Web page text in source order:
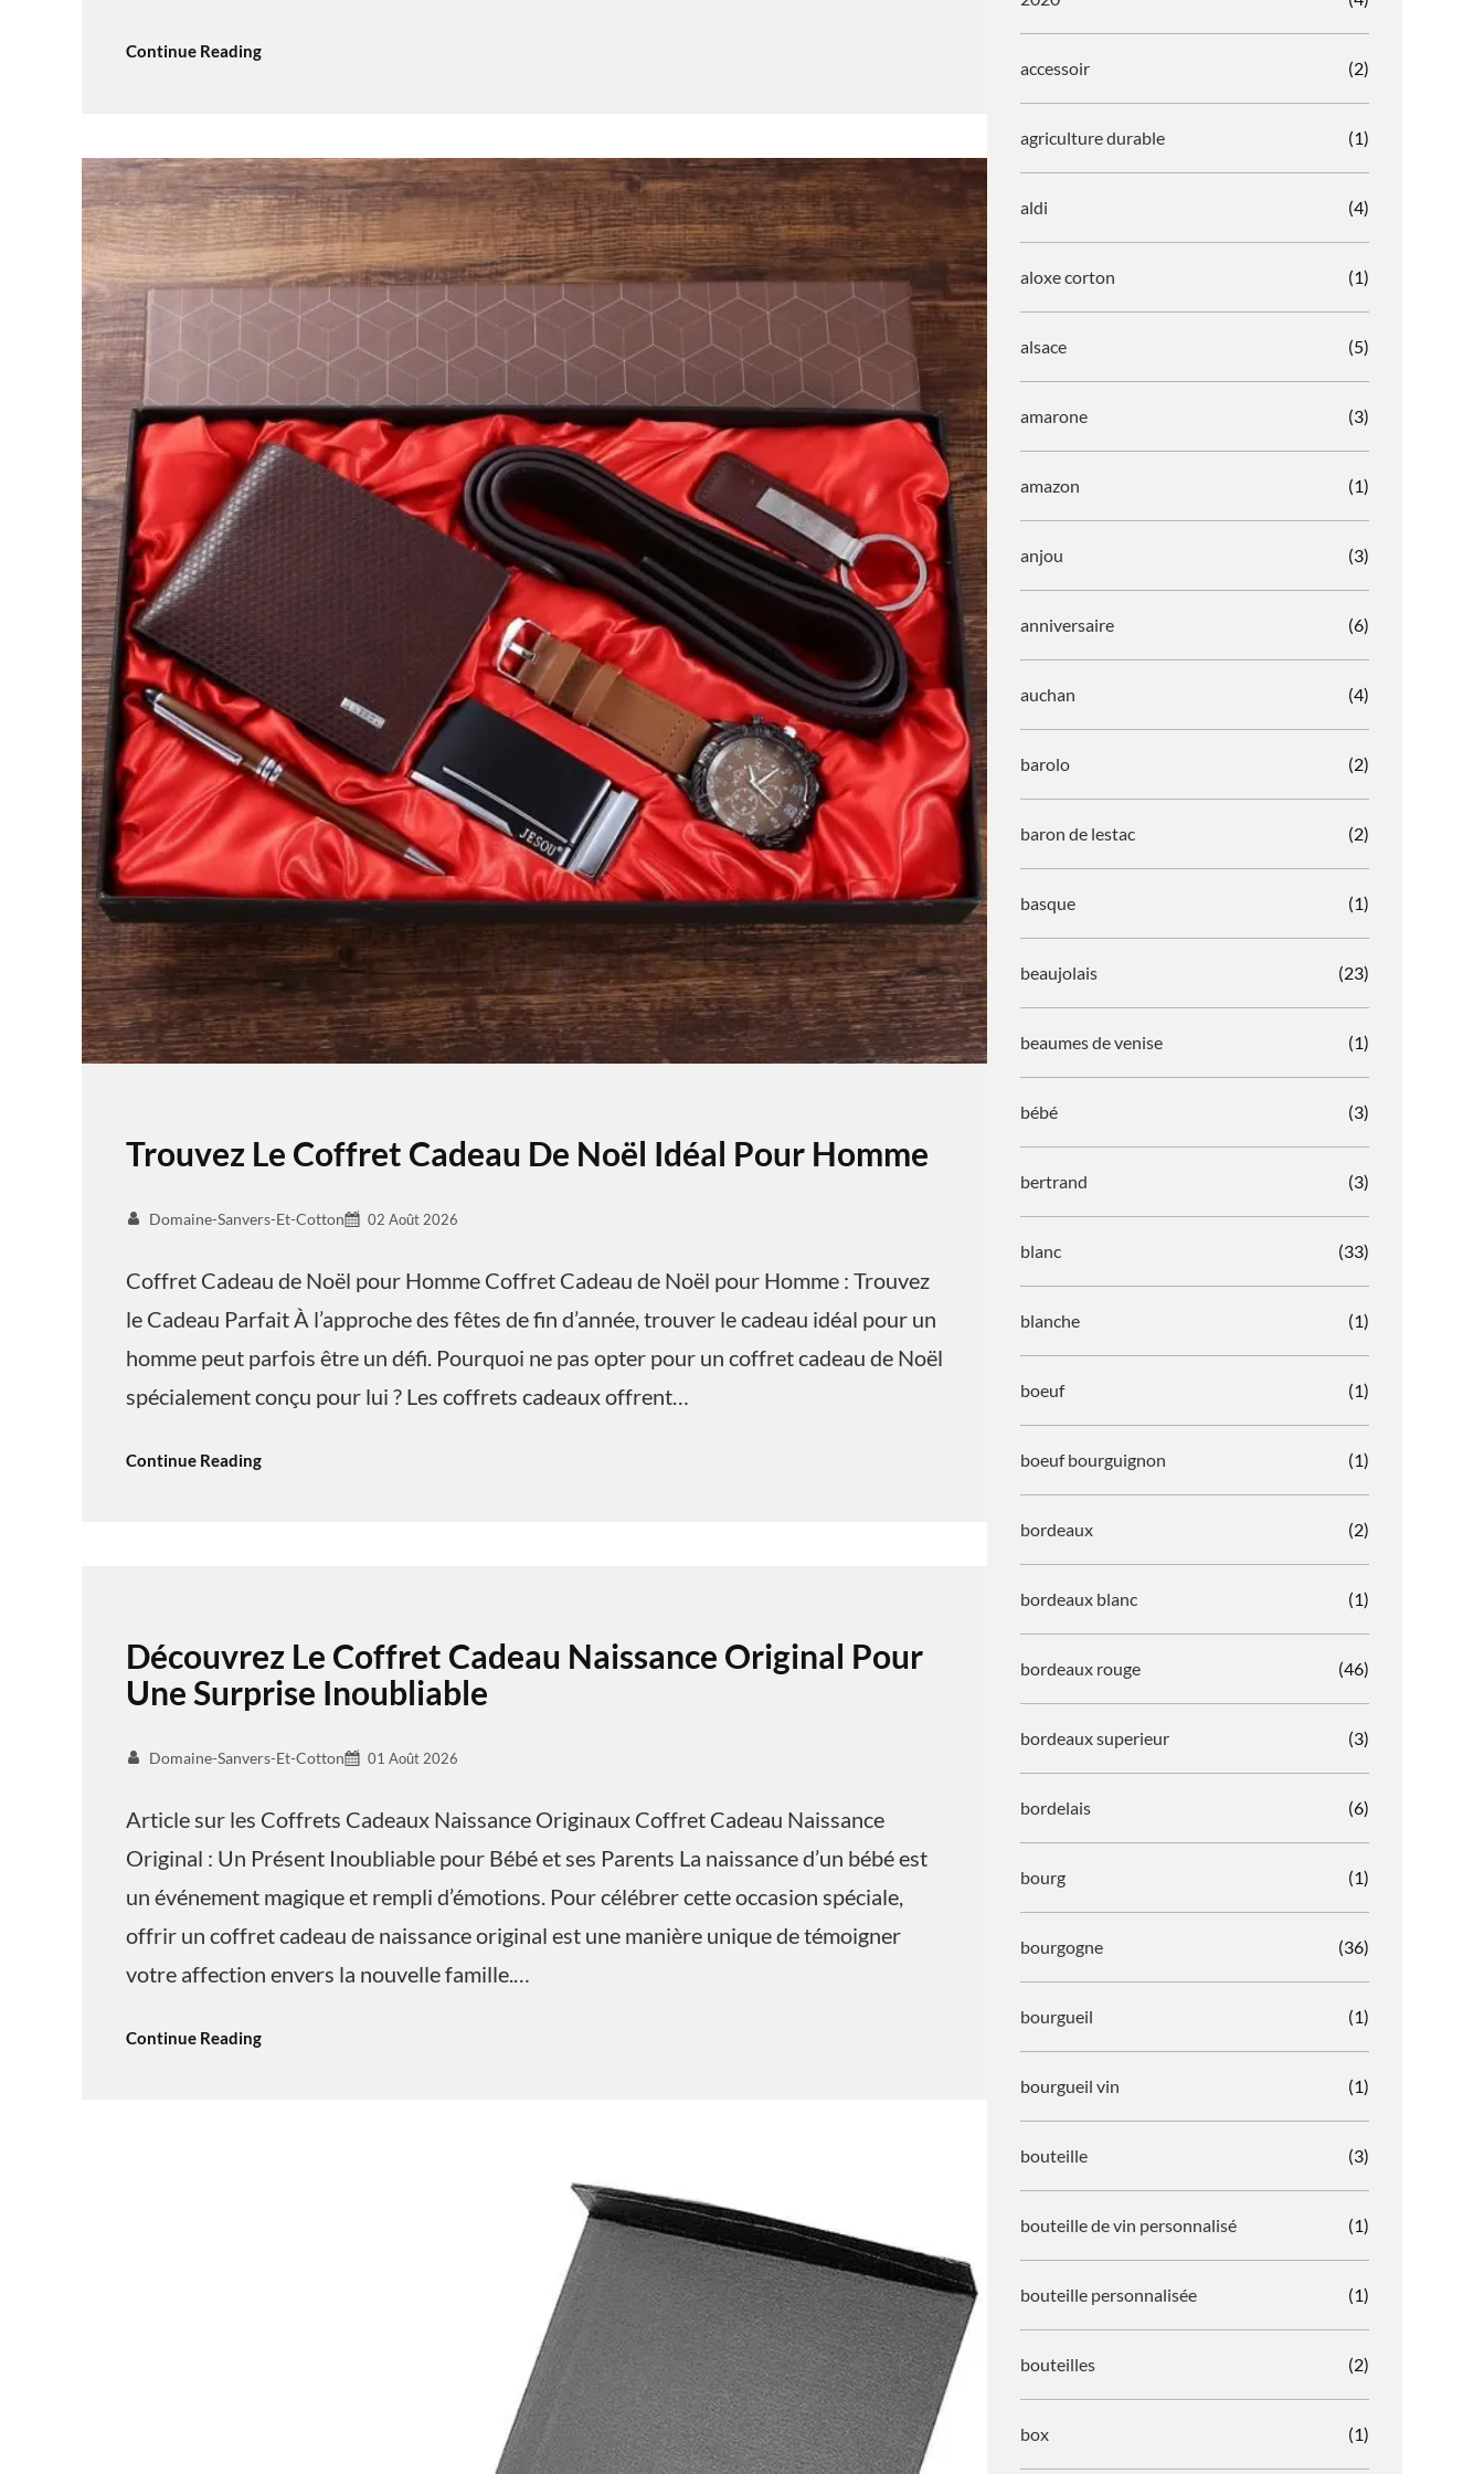
Continue Reading
Trouvez Le Coffret Cadeau De Noël Idéal Pour Homme
Domaine-Sanvers-Et-Cotton 02 Août 2026
Coffret Cadeau de Noël pour Homme Coffret Cadeau de Noël pour Homme : Trouvez
le Cadeau Parfait À l’approche des fêtes de fin d’année, trouver le cadeau idéal pour un
homme peut parfois être un défi. Pourquoi ne pas opter pour un coffret cadeau de Noël
spécialement conçu pour lui ? Les coffrets cadeaux offrent…
Continue Reading
Découvrez Le Coffret Cadeau Naissance Original Pour
Une Surprise Inoubliable
Domaine-Sanvers-Et-Cotton 01 Août 2026
Article sur les Coffrets Cadeaux Naissance Originaux Coffret Cadeau Naissance
Original : Un Présent Inoubliable pour Bébé et ses Parents La naissance d’un bébé est
un événement magique et rempli d’émotions. Pour célébrer cette occasion spéciale,
offrir un coffret cadeau de naissance original est une manière unique de témoigner
votre affection envers la nouvelle famille.…
Continue Reading
accessoir (2)
agriculture durable (1)
aldi (4)
aloxe corton (1)
alsace (5)
amarone (3)
amazon (1)
anjou (3)
anniversaire (6)
auchan (4)
barolo (2)
baron de lestac (2)
basque (1)
beaujolais (23)
beaumes de venise (1)
bébé (3)
bertrand (3)
blanc (33)
blanche (1)
boeuf (1)
boeuf bourguignon (1)
bordeaux (2)
bordeaux blanc (1)
bordeaux rouge (46)
bordeaux superieur (3)
bordelais (6)
bourg (1)
bourgogne (36)
bourgueil (1)
bourgueil vin (1)
bouteille (3)
bouteille de vin personnalisé (1)
bouteille personnalisée (1)
bouteilles (2)
box (1)